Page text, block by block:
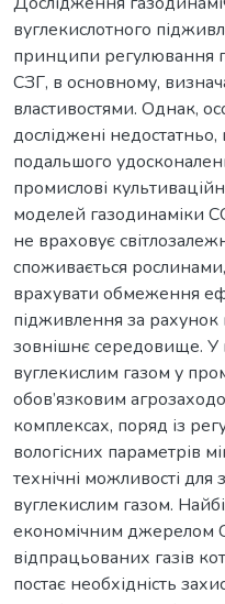
вуглекислотного
принципи регулювання
СЗГ, в основному,
властивостями. Однак,
досліджені
подальшого
промислові
моделей газодинаміки
не враховує
споживається
врахувати обмеження
підживлення за
зовнішнє середовище. У
вуглекислим газом у
обов’язковим
комплексах, поряд із
вологісних параметрів
технічні можливості для
вуглекислим газом.
економічним джерелом
відпрацьованих газів
постає необхідність